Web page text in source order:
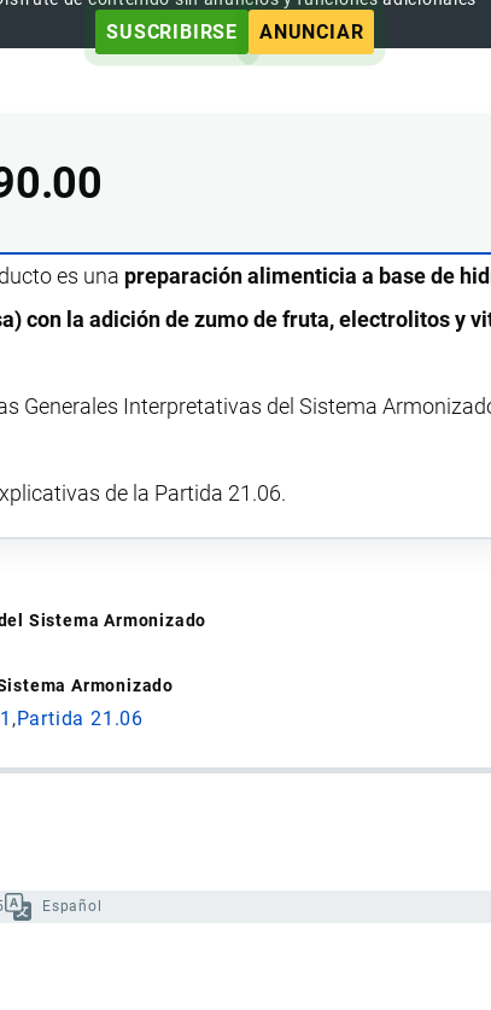
SUSCRIBIRSE ANUNCIAR
es una preparación alimenticia a base de
con la adición de zumo de fruta, electrolitos y
Generales Interpretativas del Sistema
de la Partida 21.06.
Sistema Armonizado
Armonizado
Partida 21.06
Español